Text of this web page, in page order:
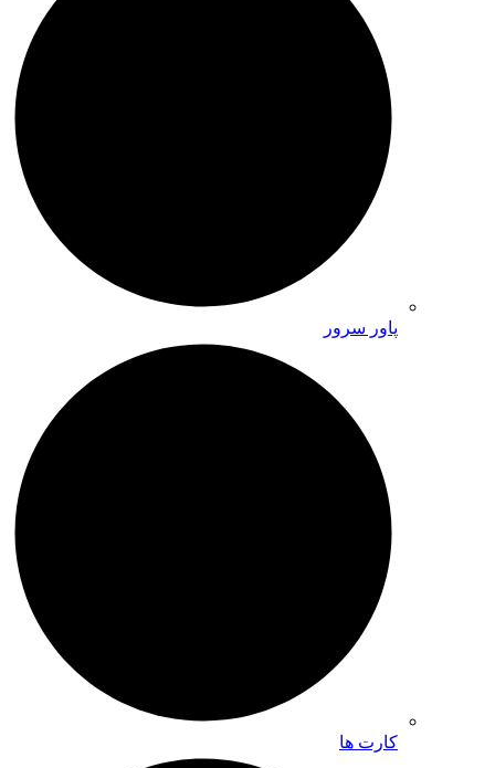
پاور سرور
کارت ها